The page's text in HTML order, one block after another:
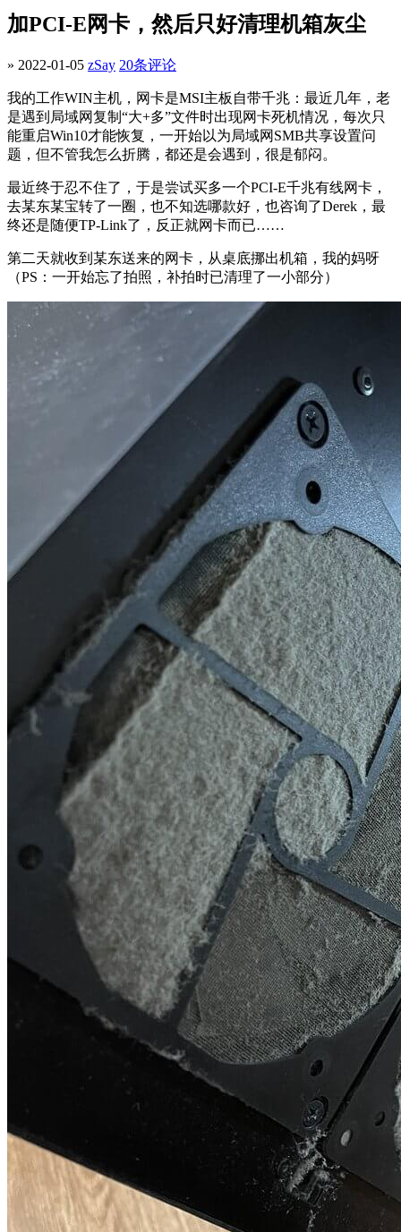
加PCI-E网卡，然后只好清理机箱灰尘
» 2022-01-05 zSay 20条评论
我的工作WIN主机，网卡是MSI主板自带千兆：最近几年，老
是遇到局域网复制“大+多”文件时出现网卡死机情况，每次只
能重启Win10才能恢复，一开始以为局域网SMB共享设置问
题，但不管我怎么折腾，都还是会遇到，很是郁闷。
最近终于忍不住了，于是尝试买多一个PCI-E千兆有线网卡，
去某东某宝转了一圈，也不知选哪款好，也咨询了Derek，最
终还是随便TP-Link了，反正就网卡而已……
第二天就收到某东送来的网卡，从桌底挪出机箱，我的妈呀
（PS：一开始忘了拍照，补拍时已清理了一小部分）